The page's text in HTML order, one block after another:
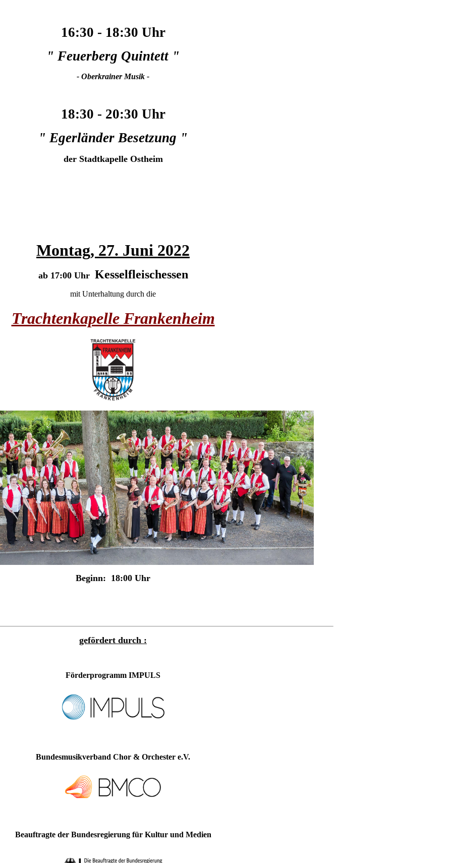
16:30 - 18:30 Uhr
" Feuerberg Quintett "
- Oberkrainer Musik -
18:30 - 20:30 Uhr
" Egerländer Besetzung "
der Stadtkapelle Ostheim
Montag, 27. Juni 2022
ab 17:00 Uhr Kesselfleischessen
mit Unterhaltung durch die
Trachtenkapelle Frankenheim
Beginn: 18:00 Uhr
gefördert durch :
Förderprogramm IMPULS
Bundesmusikverband Chor & Orchester e.V.
Beauftragte der Bundesregierung für Kultur und Medien